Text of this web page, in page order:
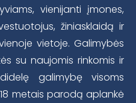
vienijanti įmones,
žiniasklaidą ir
vietoje. Galimybės
su naujomis rinkomis ir
galimybę visoms
metais parodą aplankė